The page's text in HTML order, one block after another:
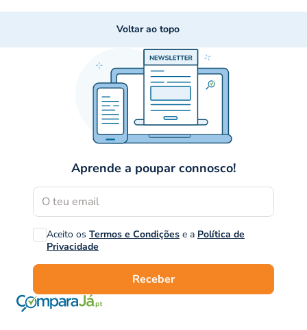
Voltar ao topo
Aprende a poupar connosco!
Aceito os Termos e Condições e a Política de
Privacidade
Receber